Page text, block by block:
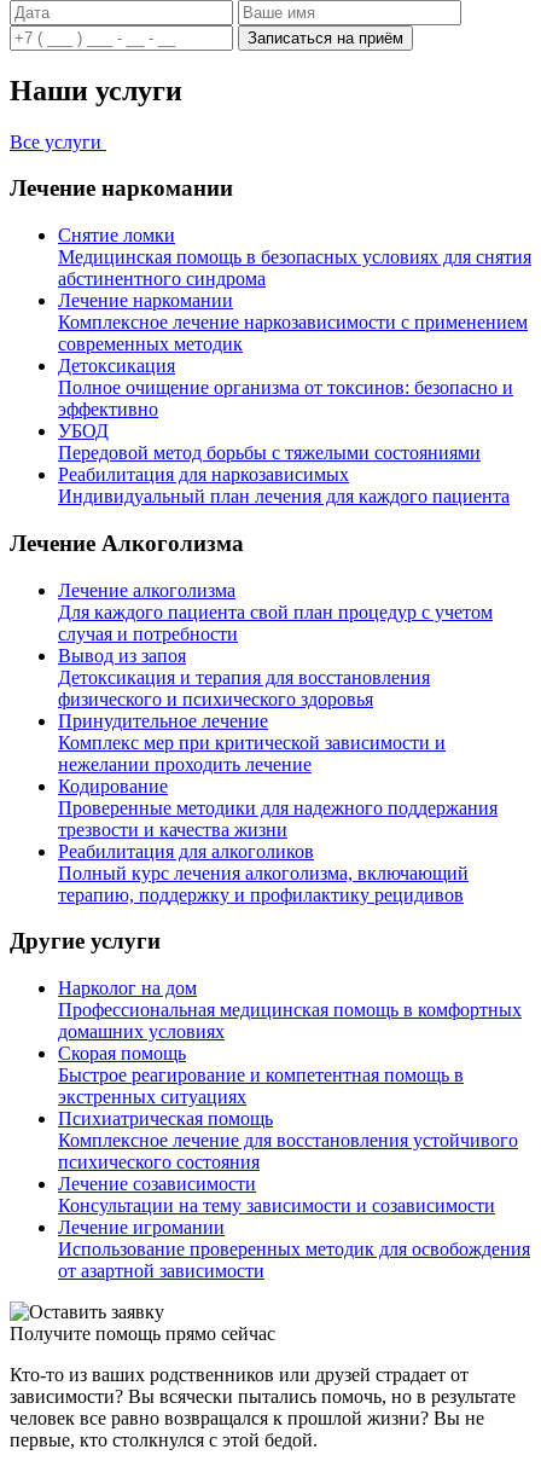
Записаться на приём
Наши услуги
Все услуги
Лечение наркомании
Снятие ломки
Медицинская помощь в безопасных условиях для снятия
абстинентного синдрома
Лечение наркомании
Комплексное лечение наркозависимости с применением
современных методик
Детоксикация
Полное очищение организма от токсинов: безопасно и
эффективно
УБОД
Передовой метод борьбы с тяжелыми состояниями
Реабилитация для наркозависимых
Индивидуальный план лечения для каждого пациента
Лечение Алкоголизма
Лечение алкоголизма
Для каждого пациента свой план процедур с учетом
случая и потребности
Вывод из запоя
Детоксикация и терапия для восстановления
физического и психического здоровья
Принудительное лечение
Комплекс мер при критической зависимости и
нежелании проходить лечение
Кодирование
Проверенные методики для надежного поддержания
трезвости и качества жизни
Реабилитация для алкоголиков
Полный курс лечения алкоголизма, включающий
терапию, поддержку и профилактику рецидивов
Другие услуги
Нарколог на дом
Профессиональная медицинская помощь в комфортных
домашних условиях
Скорая помощь
Быстрое реагирование и компетентная помощь в
экстренных ситуациях
Психиатрическая помощь
Комплексное лечение для восстановления устойчивого
психического состояния
Лечение созависимости
Консультации на тему зависимости и созависимости
Лечение игромании
Использование проверенных методик для освобождения
от азартной зависимости
Получите помощь прямо сейчас
Кто-то из ваших родственников или друзей страдает от
зависимости? Вы всячески пытались помочь, но в результате
человек все равно возвращался к прошлой жизни? Вы не
первые, кто столкнулся с этой бедой.